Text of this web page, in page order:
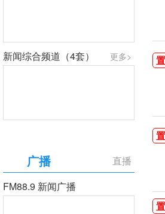
更多>
新闻综合频道（4套）
直播
广播
FM88.9 新闻广播